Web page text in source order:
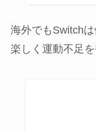
海外でもSwitch
楽しく運動不足